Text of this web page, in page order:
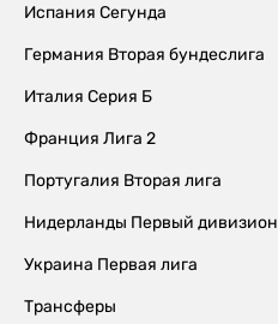
Испания Сегунда
Германия Вторая бундеслига
Италия Серия Б
Франция Лига 2
Португалия Вторая лига
Нидерланды Первый дивизион
Украина Первая лига
Трансферы